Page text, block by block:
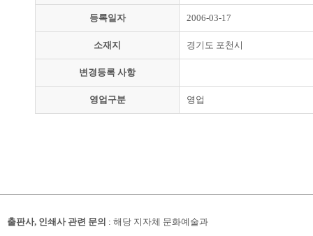
등록일자 2006-03-17
소재지 경기도 포천시
변경등록 사항
영업구분 영업
출판사, 인쇄사 관련 문의 : 해당 지자체 문화예술과